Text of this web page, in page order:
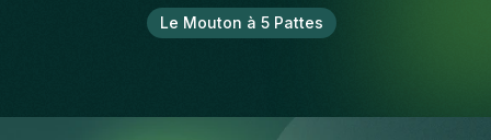
Le Mouton à 5 Pattes